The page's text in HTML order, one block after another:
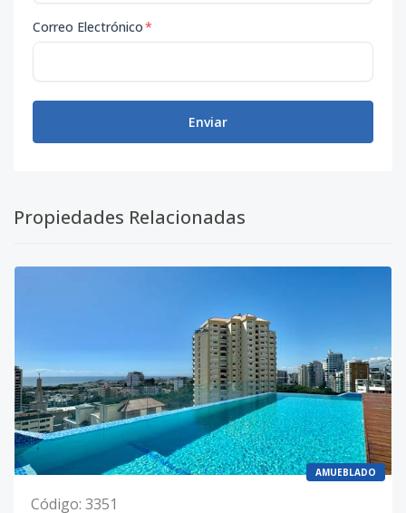
Correo Electrónico*
Enviar
Propiedades Relacionadas
AMUEBLADO
Código: 3351